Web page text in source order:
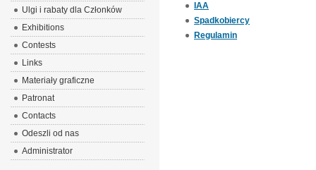
IAA
Spadkobiercy
Regulamin
Ulgi i rabaty dla Członków
Exhibitions
Contests
Links
Materiały graficzne
Patronat
Contacts
Odeszli od nas
Administrator